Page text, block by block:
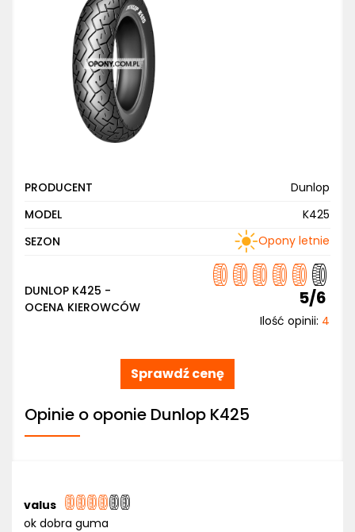
PRODUCENT
Dunlop
MODEL
K425
SEZON
Opony letnie
DUNLOP K425 -
OCENA KIEROWCÓW
5/6
Ilość opinii: 4
Sprawdź cenę
Opinie o oponie Dunlop K425
valus
ok dobra guma